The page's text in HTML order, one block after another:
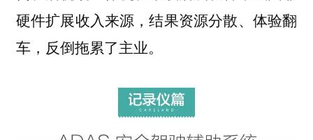
硬件扩展收入来源，结果资源分散、体验翻
车，反倒拖累了主业。